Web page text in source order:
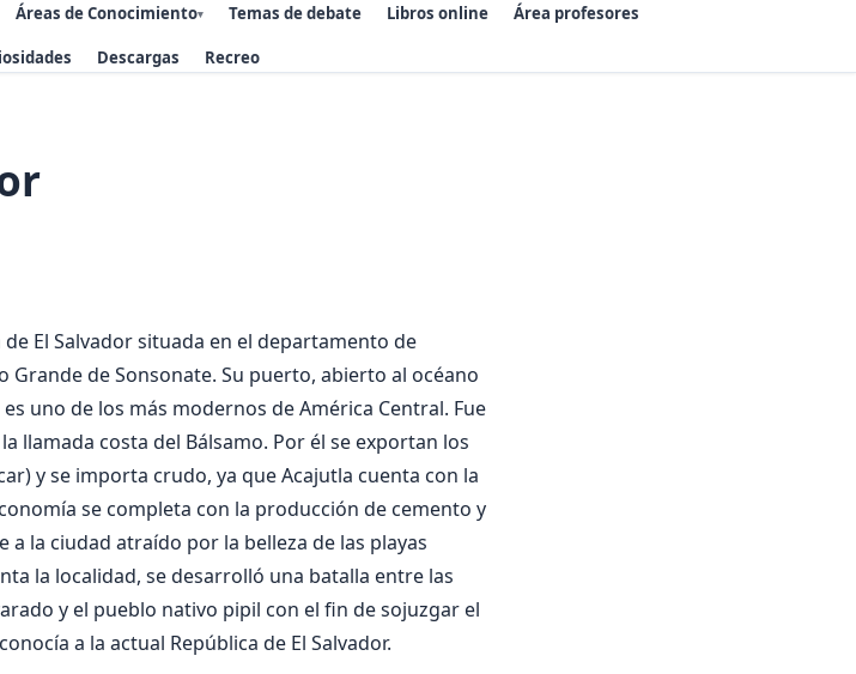
Áreas de Conocimiento▾ Temas de debate Libros online Área profesores
Descargas Recreo
El Salvador situada en el departamento de
de Sonsonate. Su puerto, abierto al océano
uno de los más modernos de América Central. Fue
llamada costa del Bálsamo. Por él se exportan los
y se importa crudo, ya que Acajutla cuenta con la
se completa con la producción de cemento y
la ciudad atraído por la belleza de las playas
la localidad, se desarrolló una batalla entre las
y el pueblo nativo pipil con el fin de sojuzgar el
a la actual República de El Salvador.